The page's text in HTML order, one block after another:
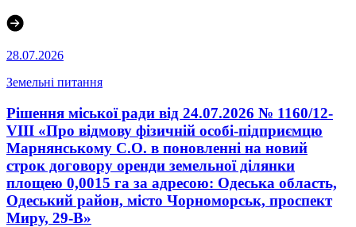
28.07.2026
Земельні питання
Рішення міської ради від 24.07.2026 № 1160/12-
VIII «Про відмову фізичній особі-підприємцю
Марнянському С.О. в поновленні на новий
строк договору оренди земельної ділянки
площею 0,0015 га за адресою: Одеська область,
Одеський район, місто Чорноморськ, проспект
Миру, 29-В»